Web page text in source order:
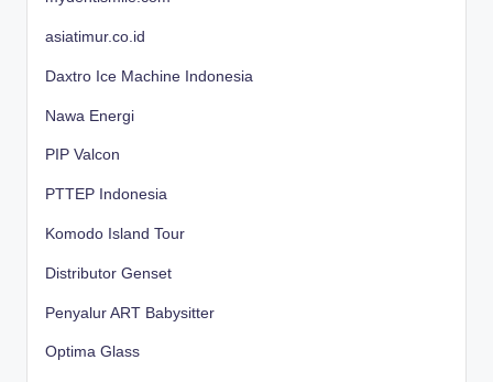
asiatimur.co.id
Daxtro Ice Machine Indonesia
Nawa Energi
PIP Valcon
PTTEP Indonesia
Komodo Island Tour
Distributor Genset
Penyalur ART Babysitter
Optima Glass